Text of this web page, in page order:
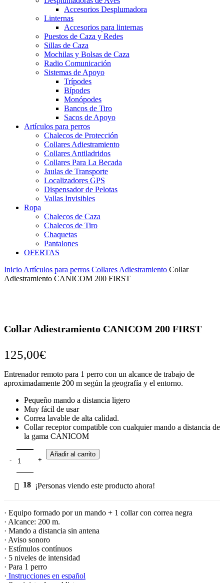
Accesorios Desplumadora
Linternas
Accesorios para linternas
Puestos de Caza y Redes
Sillas de Caza
Mochilas y Bolsas de Caza
Radio Comunicación
Sistemas de Apoyo
Trípodes
Bípodes
Monópodes
Bancos de Tiro
Sacos de Apoyo
Artículos para perros
Chalecos de Protección
Collares Adiestramiento
Collares Antiladridos
Collares Para La Becada
Jaulas de Transporte
Localizadores GPS
Dispensador de Pelotas
Vallas Invisibles
Ropa
Chalecos de Caza
Chalecos de Tiro
Chaquetas
Pantalones
OFERTAS
Inicio Artículos para perros Collares Adiestramiento Collar
Adiestramiento CANICOM 200 FIRST
Collar Adiestramiento CANICOM 200 FIRST
125,00€
Entrenador remoto para 1 perro con un alcance de trabajo de
aproximadamente 200 m según la geografía y el entorno.
Pequeño mando a distancia ligero
Muy fácil de usar
Correa lavable de alta calidad.
Collar receptor compatible con cualquier mando a distancia de
la gama CANICOM
Añadir al carrito
18 ¡Personas viendo este producto ahora!
· Equipo formado por un mando + 1 collar con correa negra
· Alcance: 200 m.
· Mando a distancia sin antena
· Aviso sonoro
· Estímulos contínuos
· 5 niveles de intensidad
· Para 1 perro
· Instrucciones en español